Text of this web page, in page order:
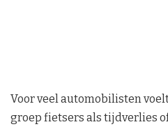
Voor veel automobilisten
groep fietsers als tijdverlies